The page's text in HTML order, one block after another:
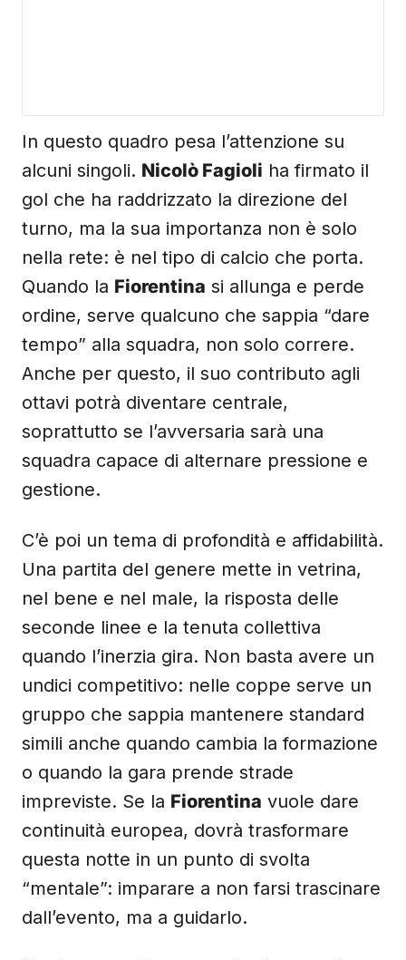
In questo quadro pesa l’attenzione su
alcuni singoli. Nicolò Fagioli ha firmato il
gol che ha raddrizzato la direzione del
turno, ma la sua importanza non è solo
nella rete: è nel tipo di calcio che porta.
Quando la Fiorentina si allunga e perde
ordine, serve qualcuno che sappia “dare
tempo” alla squadra, non solo correre.
Anche per questo, il suo contributo agli
ottavi potrà diventare centrale,
soprattutto se l’avversaria sarà una
squadra capace di alternare pressione e
gestione.
C’è poi un tema di profondità e affidabilità.
Una partita del genere mette in vetrina,
nel bene e nel male, la risposta delle
seconde linee e la tenuta collettiva
quando l’inerzia gira. Non basta avere un
undici competitivo: nelle coppe serve un
gruppo che sappia mantenere standard
simili anche quando cambia la formazione
o quando la gara prende strade
impreviste. Se la Fiorentina vuole dare
continuità europea, dovrà trasformare
questa notte in un punto di svolta
“mentale”: imparare a non farsi trascinare
dall’evento, ma a guidarlo.